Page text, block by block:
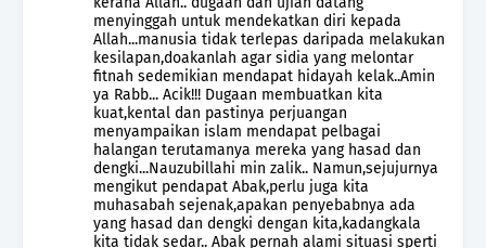
menyinggah untuk mendekatkan diri kepada
Allah...manusia tidak terlepas daripada melakukan
kesilapan,doakanlah agar sidia yang melontar
fitnah sedemikian mendapat hidayah kelak..Amin
ya Rabb... Acik!!! Dugaan membuatkan kita
kuat,kental dan pastinya perjuangan
menyampaikan islam mendapat pelbagai
halangan terutamanya mereka yang hasad dan
dengki...Nauzubillahi min zalik.. Namun,sejujurnya
mengikut pendapat Abak,perlu juga kita
muhasabah sejenak,apakan penyebabnya ada
yang hasad dan dengki dengan kita,kadangkala
kita tidak sedar.. Abak pernah alami situasi sperti